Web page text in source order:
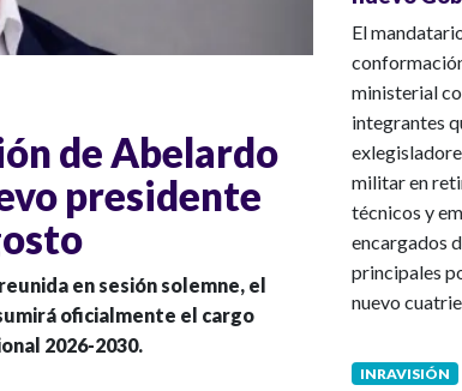
de Abelardo
presidente
en sesión solemne, el
oficialmente el cargo
2026-2030.
El
ministerial
integrantes
militar en
técnicos y
encargados
principales
nuevo
INRAVISIÓN